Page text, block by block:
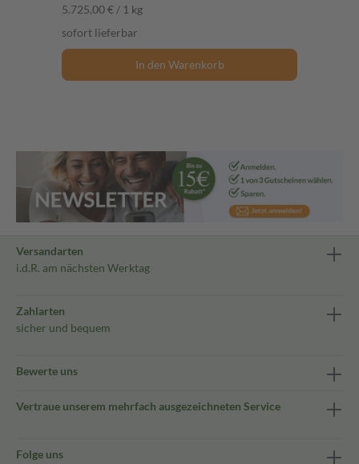
5.725,00 € / 1 kg
sofort lieferbar
In den Warenkorb
Versandarten
i.d.R. am nächsten Werktag
Zahlarten
sicher und bequem
Bewerte uns
Vertraue unserem mehrfach ausgezeichneten Service
Folge uns